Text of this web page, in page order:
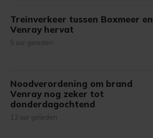
Treinverkeer tussen Boxmeer en
Venray hervat
5 uur geleden
Noodverordening om brand
Venray nog zeker tot
donderdagochtend
12 uur geleden